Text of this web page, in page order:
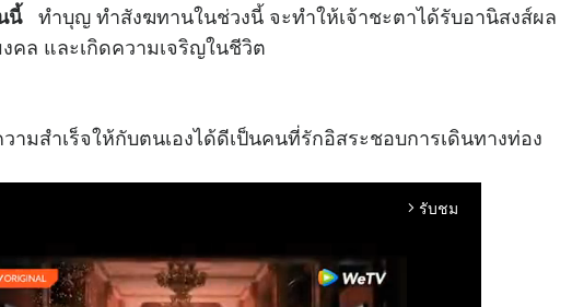
นี้ทำบุญ ทำสังฆทานในช่วงนี้ จะทำให้เจ้าชะตาได้รับอานิสงส์ผล
คล และเกิดความเจริญในชีวิต
ามสำเร็จให้กับตนเองได้ดีเป็นคนที่รักอิสระชอบการเดินทางท่อง
arrow_forward_ios รับชม